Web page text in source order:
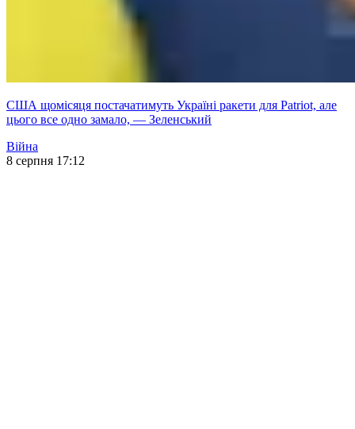
США щомісяця постачатимуть Україні ракети для Patriot, але
цього все одно замало, — Зеленський
Війна
8 серпня 17:12